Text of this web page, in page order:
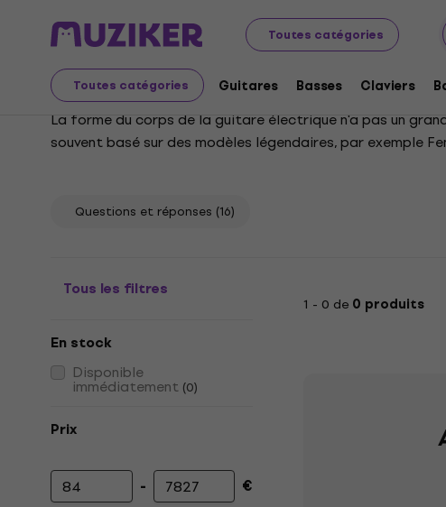
Toutes catégories
Toutes catégories Guitares Basses Claviers
Instruments de musique Guitares Guitares électriques
Guitares électriques -
La forme du corps de la guitare électrique n'a pas un
souvent basé sur des modèles légendaires, par exemple
Questions et réponses (16)
Tous les filtres
En stock
Disponible
immédiatement (0)
Prix
Prix minimum
- Prix maximum
€
1 - 0 de 0 produits